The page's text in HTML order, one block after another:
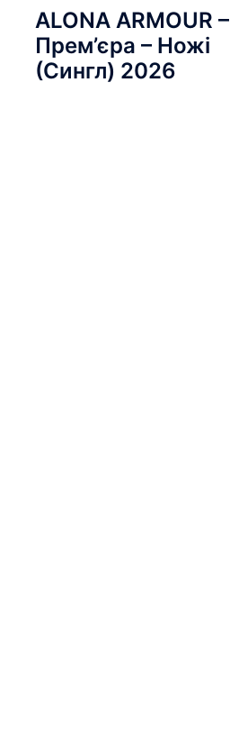
ALONA ARMOUR –
Прем’єра – Ножі
(Сингл) 2026